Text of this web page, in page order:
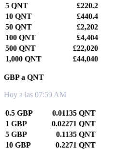
5 QNT
£220.2
10 QNT
£440.4
50 QNT
£2,202
100 QNT
£4,404
500 QNT
£22,020
1,000 QNT
£44,040
GBP a QNT
Hoy a las 07:59 AM
0.5 GBP
0.01135 QNT
1 GBP
0.02271 QNT
5 GBP
0.1135 QNT
10 GBP
0.2271 QNT